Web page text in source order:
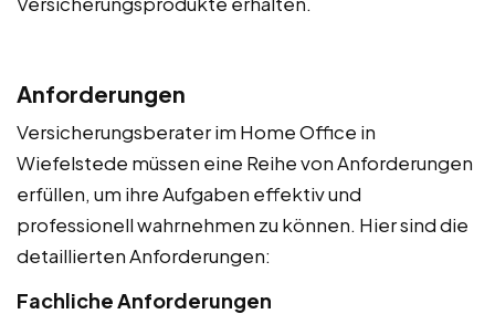
Anforderungen
Versicherungsberater im Home Office in
Wiefelstede müssen eine Reihe von Anforderungen
erfüllen, um ihre Aufgaben effektiv und
professionell wahrnehmen zu können. Hier sind die
detaillierten Anforderungen:
Fachliche Anforderungen